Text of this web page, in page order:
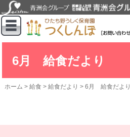
6月 給食だより
ホーム >給食 >給食だより >6月 給食だより